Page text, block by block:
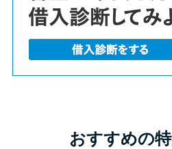
おすすめの